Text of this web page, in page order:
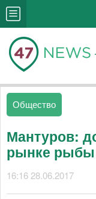
Общество
Мантуров:
рынке рыбы
16:16 28.06.2017